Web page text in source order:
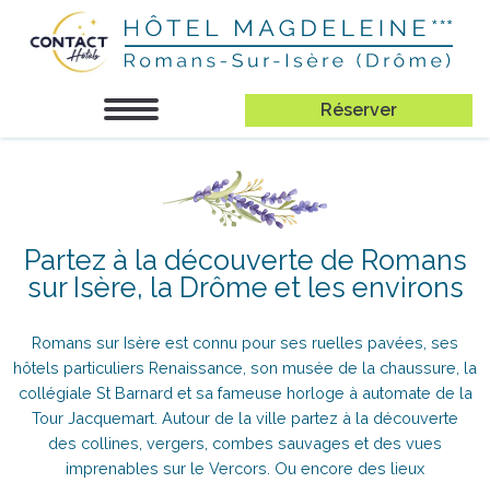
Réserver
Partez à la découverte de Romans
sur Isère, la Drôme et les environs
Romans sur Isère est connu pour ses ruelles pavées, ses
hôtels particuliers Renaissance, son musée de la chaussure, la
collégiale St Barnard et sa fameuse horloge à automate de la
Tour Jacquemart. Autour de la ville partez à la découverte
des collines, vergers, combes sauvages et des vues
imprenables sur le Vercors. Ou encore des lieux